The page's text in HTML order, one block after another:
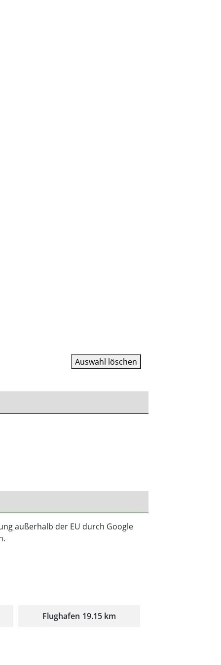
Auswahl löschen
außerhalb der EU durch Google
Flughafen 19.15 km